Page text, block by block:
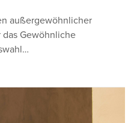
außergewöhnlicher
Gewöhnliche